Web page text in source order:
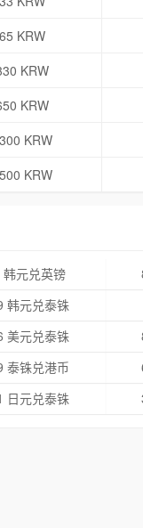
KRW
KRW
KRW
KRW
KRW
韩元兑英镑
韩元兑泰铢
美元兑泰铢
泰铢兑港币
日元兑泰铢